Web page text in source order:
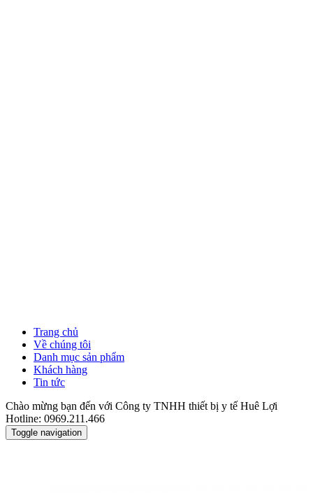
Trang chủ
Về chúng tôi
Danh mục sản phẩm
Khách hàng
Tin tức
Chào mừng bạn đến với Công ty TNHH thiết bị y tế Huê Lợi
Hotline: 0969.211.466
Toggle navigation